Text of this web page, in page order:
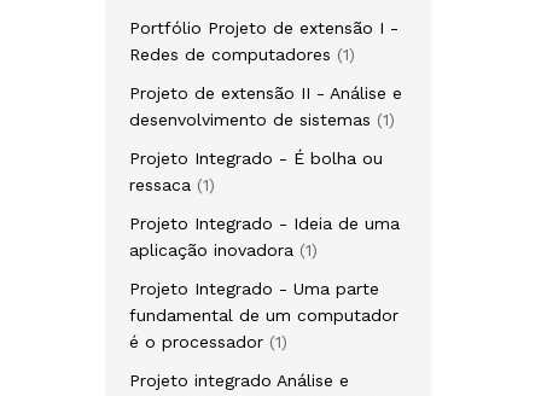
Portfólio Projeto de extensão I -
Redes de computadores
11
Projeto de extensão II - Análise e
desenvolvimento de sistemas
11
Projeto Integrado - É bolha ou
ressaca
11
Projeto Integrado - Ideia de uma
aplicação inovadora
11
Projeto Integrado - Uma parte
fundamental de um computador
é o processador
11
Projeto integrado Análise e